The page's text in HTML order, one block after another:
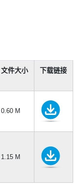
文件大小 下载链接
0.60 M
1.15 M